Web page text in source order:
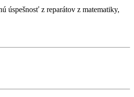
z reparátov z matematiky,